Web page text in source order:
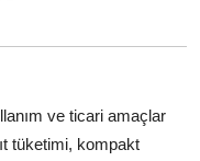
ve ticari amaçlar
tüketimi, kompakt